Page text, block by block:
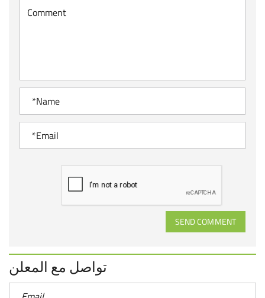
SEND COMMENT
تواصل مع المعلن